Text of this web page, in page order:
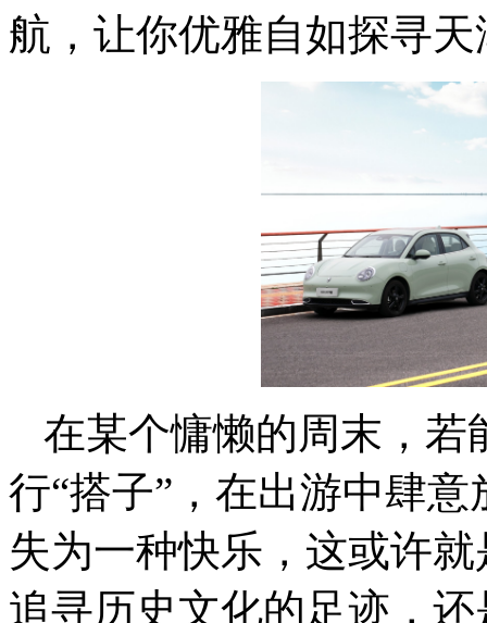
航，让你优雅自如探寻
在某个慵懒的周末，若
行“搭子”，在出游中肆
失为一种快乐，这或许
追寻历史文化的足迹，